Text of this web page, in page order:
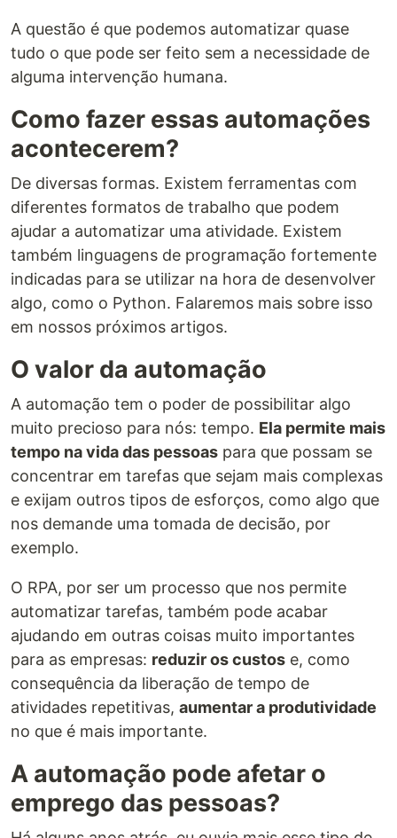
A questão é que podemos automatizar quase
tudo o que pode ser feito sem a necessidade de
alguma intervenção humana.
Como fazer essas automações
acontecerem?
De diversas formas. Existem ferramentas com
diferentes formatos de trabalho que podem
ajudar a automatizar uma atividade. Existem
também linguagens de programação fortemente
indicadas para se utilizar na hora de desenvolver
algo, como o Python. Falaremos mais sobre isso
em nossos próximos artigos.
O valor da automação
A automação tem o poder de possibilitar algo
muito precioso para nós: tempo. Ela permite mais
tempo na vida das pessoas para que possam se
concentrar em tarefas que sejam mais complexas
e exijam outros tipos de esforços, como algo que
nos demande uma tomada de decisão, por
exemplo.
O RPA, por ser um processo que nos permite
automatizar tarefas, também pode acabar
ajudando em outras coisas muito importantes
para as empresas: reduzir os custos e, como
consequência da liberação de tempo de
atividades repetitivas, aumentar a produtividade
no que é mais importante.
A automação pode afetar o
emprego das pessoas?